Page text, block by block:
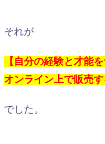
それが
【自分の経験と才能
オンライン上で販売す
でした。